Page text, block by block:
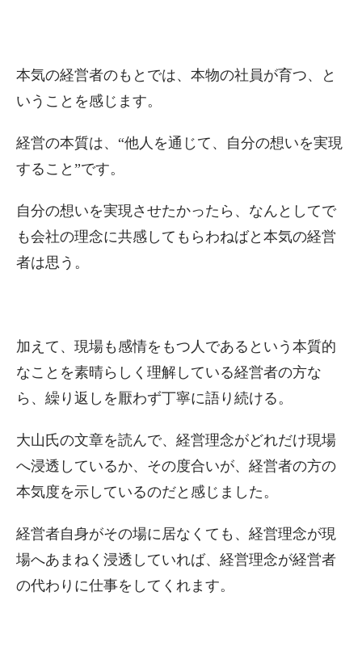
本気の経営者のもとでは、本物の社員が育つ、と
いうことを感じます。
経営の本質は、“他人を通じて、自分の想いを実現
すること”です。
自分の想いを実現させたかったら、なんとしてで
も会社の理念に共感してもらわねばと本気の経営
者は思う。
加えて、現場も感情をもつ人であるという本質的
なことを素晴らしく理解している経営者の方な
ら、繰り返しを厭わず丁寧に語り続ける。
大山氏の文章を読んで、経営理念がどれだけ現場
へ浸透しているか、その度合いが、経営者の方の
本気度を示しているのだと感じました。
経営者自身がその場に居なくても、経営理念が現
場へあまねく浸透していれば、経営理念が経営者
の代わりに仕事をしてくれます。